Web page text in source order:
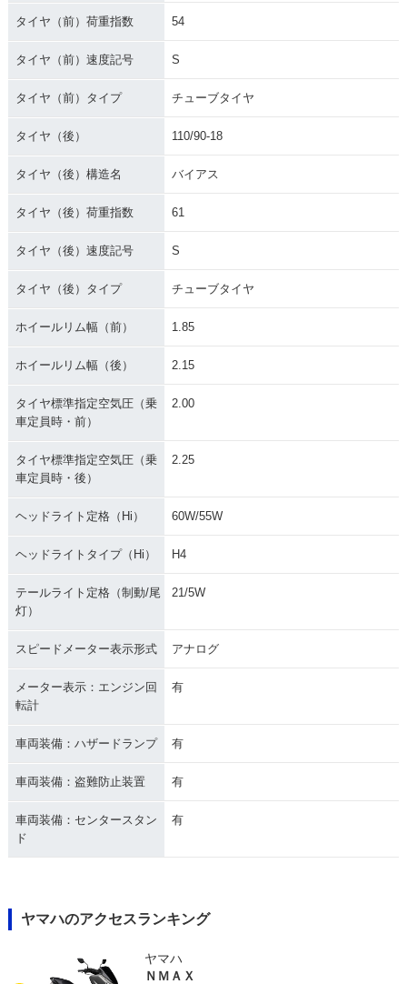
タイヤ（前）荷重指数 54
タイヤ（前）速度記号 S
タイヤ（前）タイプ チューブタイヤ
タイヤ（後） 110/90-18
タイヤ（後）構造名 バイアス
タイヤ（後）荷重指数 61
タイヤ（後）速度記号 S
タイヤ（後）タイプ チューブタイヤ
ホイールリム幅（前） 1.85
ホイールリム幅（後） 2.15
タイヤ標準指定空気圧（乗
車定員時・前）
2.00
タイヤ標準指定空気圧（乗
車定員時・後）
2.25
ヘッドライト定格（Hi） 60W/55W
ヘッドライトタイプ（Hi） H4
テールライト定格（制動/尾
灯）
21/5W
スピードメーター表示形式 アナログ
メーター表示：エンジン回
転計
有
車両装備：ハザードランプ 有
車両装備：盗難防止装置 有
車両装備：センタースタン
ド
有
ヤマハのアクセスランキング
ヤマハ
ＮＭＡＸ